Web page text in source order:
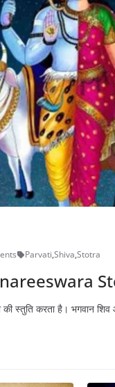
Parvati,Shiva,Stotra
की स्तुति करता है। भगवान